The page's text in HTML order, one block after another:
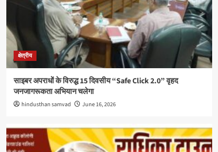
क्षेत्रीय
साइबर अपराधों के विरुद्ध 15 दिवसीय “Safe Click 2.0” वृहद
जनजागरूकता अभियान चलेगा
hindusthan samvad June 16, 2026